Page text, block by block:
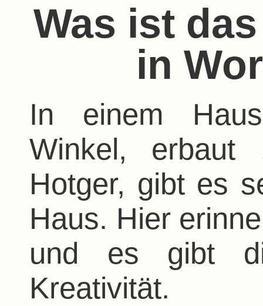
Was ist
in
In einem
Winkel, erbaut
Hotger, gibt es
Haus. Hier
und es gibt
Kreativität.